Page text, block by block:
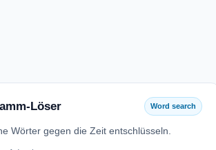
Löser Word search
Wörter gegen die Zeit entschlüsseln.